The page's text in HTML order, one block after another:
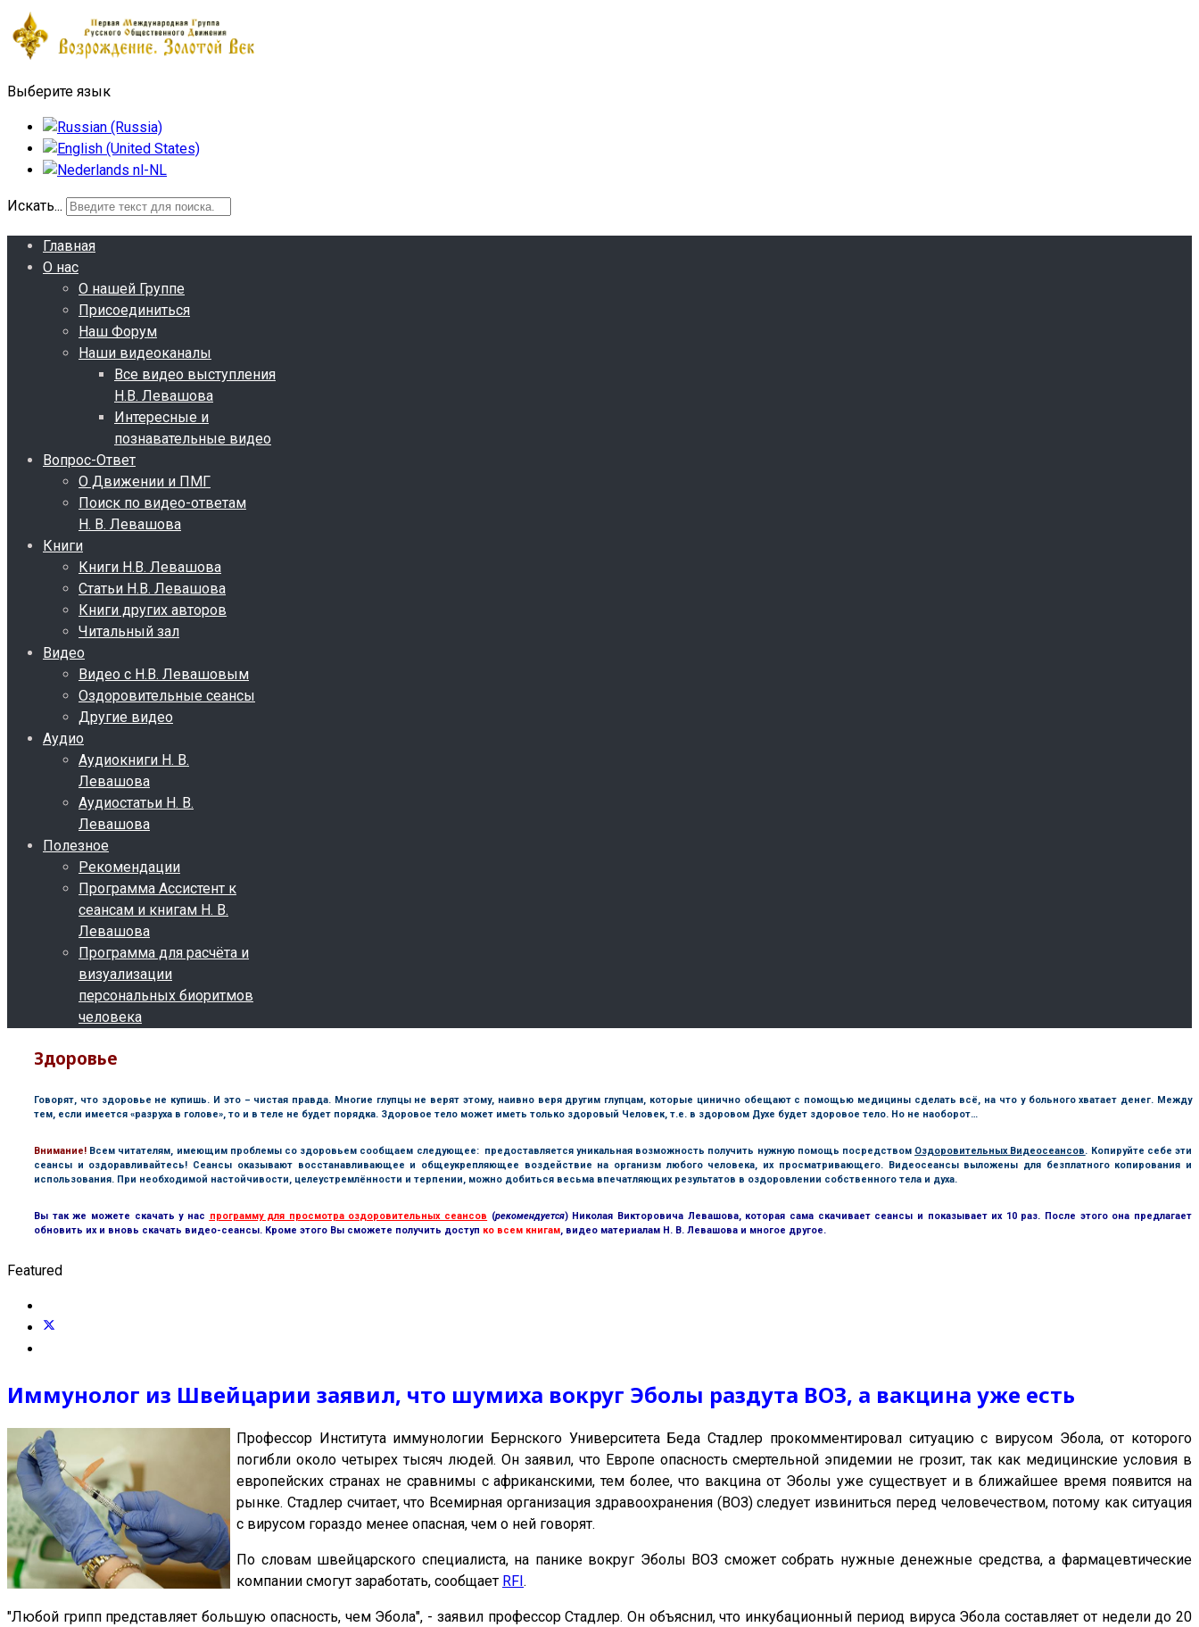
Выберите язык
Искать...
Главная
О нас
О нашей Группе
Присоединиться
Наш Форум
Наши видеоканалы
Все видео выступления
Н.В. Левашова
Интересные и
познавательные видео
Вопрос-Ответ
О Движении и ПМГ
Поиск по видео-ответам
Н. В. Левашова
Книги
Книги Н.В. Левашова
Статьи Н.В. Левашова
Книги других авторов
Читальный зал
Видео
Видео с Н.В. Левашовым
Оздоровительные сеансы
Другие видео
Аудио
Аудиокниги Н. В.
Левашова
Аудиостатьи Н. В.
Левашова
Полезное
Рекомендации
Программа Ассистент к
сеансам и книгам Н. В.
Левашова
Программа для расчёта и
визуализации
персональных биоритмов
человека
Здоровье
Говорят, что здоровье не купишь. И это – чистая правда. Многие глупцы не верят этому, наивно веря другим глупцам, которые цинично обещают с помощью медицины сделать всё, на что у больного хватает денег. Между
тем, если имеется «разруха в голове», то и в теле не будет порядка. Здоровое тело может иметь только здоровый Человек, т.е. в здоровом Духе будет здоровое тело. Но не наоборот…
Внимание! Всем читателям, имеющим проблемы со здоровьем сообщаем следующее: предоставляется уникальная возможность получить нужную помощь посредством Оздоровительных Видеосеансов. Копируйте себе эти
сеансы и оздоравливайтесь! Сеансы оказывают восстанавливающее и общеукрепляющее воздействие на организм любого человека, их просматривающего. Видеосеансы выложены для безплатного копирования и
использования. При необходимой настойчивости, целеустремлённости и терпении, можно добиться весьма впечатляющих результатов в оздоровлении собственного тела и духа.
Вы так же можете скачать у нас программу для просмотра оздоровительных сеансов (рекомендуется) Николая Викторовича Левашова, которая сама скачивает сеансы и показывает их 10 раз. После этого она предлагает
обновить их и вновь скачать видео-сеансы. Кроме этого Вы сможете получить доступ ко всем книгам, видео материалам Н. В. Левашова и многое другое.
Featured
Иммунолог из Швейцарии заявил, что шумиха вокруг Эболы раздута ВОЗ, а вакцина уже есть
Профессор Института иммунологии Бернского Университета Беда Стадлер прокомментировал ситуацию с вирусом Эбола, от которого
погибли около четырех тысяч людей. Он заявил, что Европе опасность смертельной эпидемии не грозит, так как медицинские условия в
европейских странах не сравнимы с африканскими, тем более, что вакцина от Эболы уже существует и в ближайшее время появится на
рынке. Стадлер считает, что Всемирная организация здравоохранения (ВОЗ) следует извиниться перед человечеством, потому как ситуация
с вирусом гораздо менее опасная, чем о ней говорят.
По словам швейцарского специалиста, на панике вокруг Эболы ВОЗ сможет собрать нужные денежные средства, а фармацевтические
компании смогут заработать, сообщает RFI .
"Любой грипп представляет большую опасность, чем Эбола", - заявил профессор Стадлер. Он объяснил, что инкубационный период вируса Эбола составляет от недели до 20